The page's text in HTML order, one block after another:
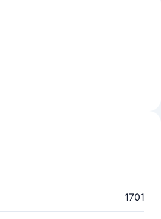
1701